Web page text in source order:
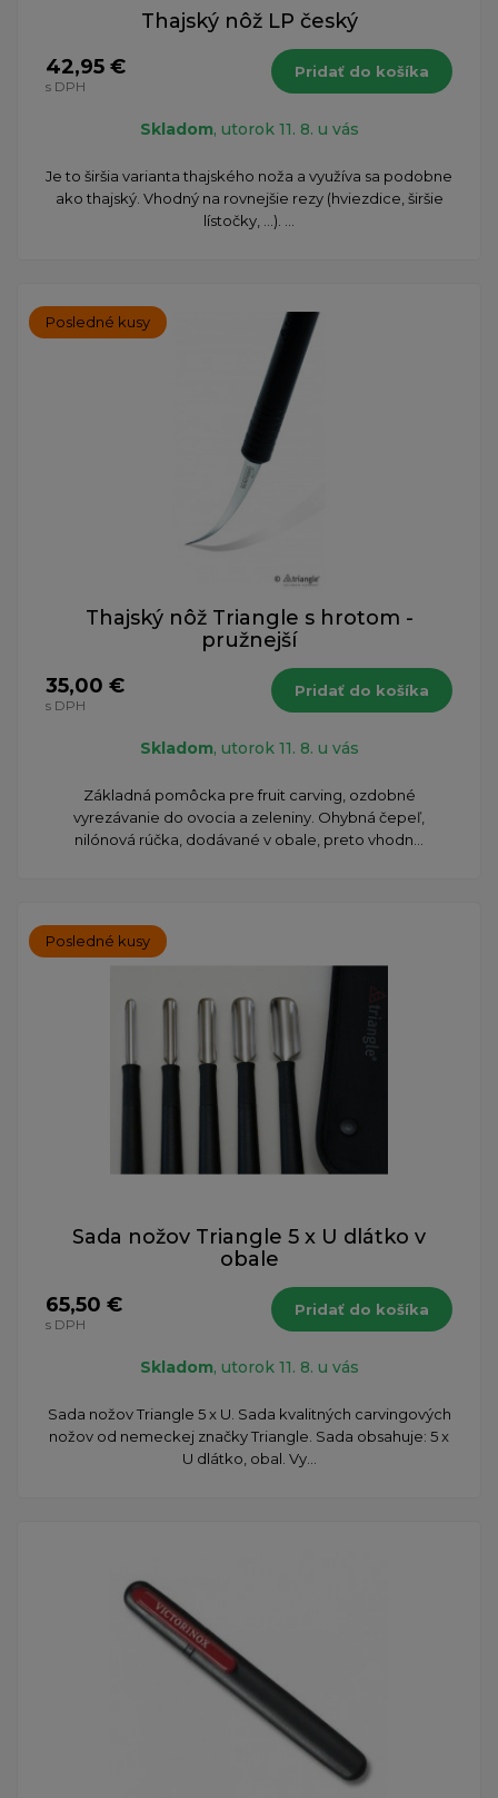
Thajský nôž LP český
42,95 €
s DPH
Pridať do košíka
Skladom, utorok 11. 8. u vás
Je to širšia varianta thajského noža a využíva sa podobne
ako thajský. Vhodný na rovnejšie rezy (hviezdice, širšie
lístočky, ...). ...
Posledné kusy
Thajský nôž Triangle s hrotom -
pružnejší
35,00 €
s DPH
Pridať do košíka
Skladom, utorok 11. 8. u vás
Základná pomôcka pre fruit carving, ozdobné
vyrezávanie do ovocia a zeleniny. Ohybná čepeľ,
nilónová rúčka, dodávané v obale, preto vhodn...
Posledné kusy
Sada nožov Triangle 5 x U dlátko v
obale
65,50 €
s DPH
Pridať do košíka
Skladom, utorok 11. 8. u vás
Sada nožov Triangle 5 x U. Sada kvalitných carvingových
nožov od nemeckej značky Triangle. Sada obsahuje: 5 x
U dlátko, obal. Vy...